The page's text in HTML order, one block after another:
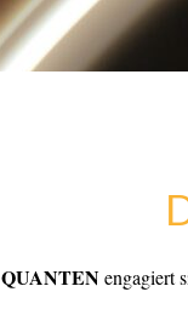
QUANTENengagiert